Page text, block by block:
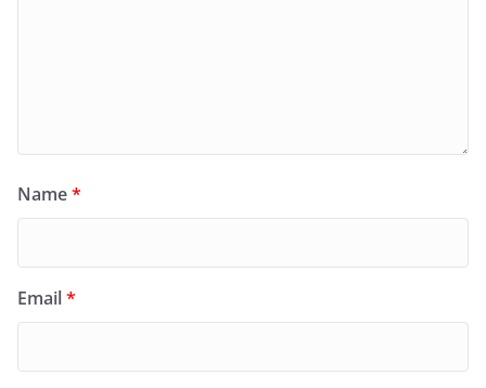
Name*
Email*